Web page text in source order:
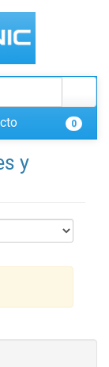
0
y